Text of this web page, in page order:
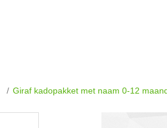
/ Giraf kadopakket met naam 0-12